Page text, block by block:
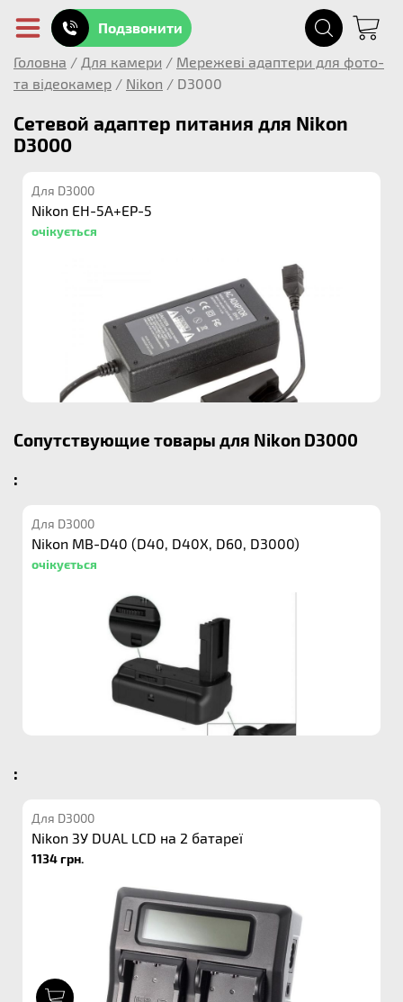
Подзвонити
Головна / Для камери / Мережеві адаптери для фото-
та відеокамер / Nikon / D3000
Сетевой адаптер питания для Nikon
D3000
Для D3000
Nikon EH-5A+EP-5
очікується
Сопутствующие товары для Nikon D3000
:
Для D3000
Nikon MB-D40 (D40, D40X, D60, D3000)
очікується
:
Для D3000
Nikon ЗУ DUAL LCD на 2 батареї
1134 грн.